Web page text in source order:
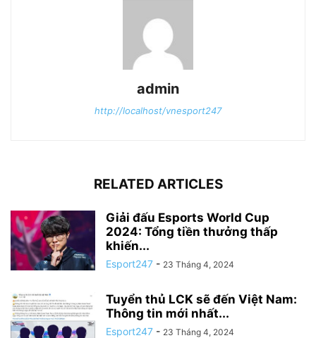
admin
http://localhost/vnesport247
RELATED ARTICLES
Giải đấu Esports World Cup
2024: Tổng tiền thưởng thấp
khiến...
Esport247 - 23 Tháng 4, 2024
Tuyển thủ LCK sẽ đến Việt Nam:
Thông tin mới nhất...
Esport247 - 23 Tháng 4, 2024